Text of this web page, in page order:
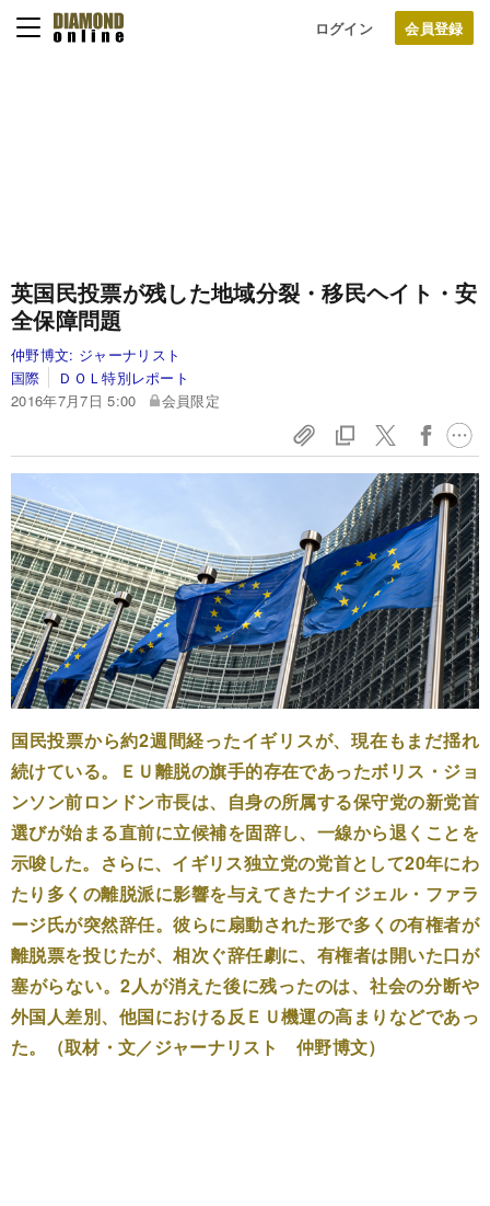
ログイン
英国民投票が残した地域分裂・移民ヘイト・安
全保障問題
仲野博文: ジャーナリスト
国際
ＤＯＬ特別レポート
2016年7月7日 5:00
会員限定
国民投票から約2週間経ったイギリスが、現在もまだ揺れ
続けている。ＥＵ離脱の旗手的存在であったボリス・ジョ
ンソン前ロンドン市長は、自身の所属する保守党の新党首
選びが始まる直前に立候補を固辞し、一線から退くことを
示唆した。さらに、イギリス独立党の党首として20年にわ
たり多くの離脱派に影響を与えてきたナイジェル・ファラ
ージ氏が突然辞任。彼らに扇動された形で多くの有権者が
離脱票を投じたが、相次ぐ辞任劇に、有権者は開いた口が
塞がらない。2人が消えた後に残ったのは、社会の分断や
外国人差別、他国における反ＥＵ機運の高まりなどであっ
た。（取材・文／ジャーナリスト 仲野博文）